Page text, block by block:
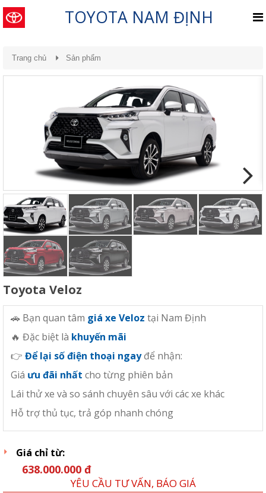
TOYOTA NAM ĐỊNH
Trang chủ Sản phẩm
Previous Next
Toyota Veloz
🚗 Bạn quan tâm giá xe Veloz tại Nam Định
🔥 Đặc biệt là khuyến mãi
👉 Để lại số điện thoại ngayđể nhận:
Giá ưu đãi nhất cho từng phiên bản
Lái thử xe và so sánh chuyên sâu với các xe khác
Hỗ trợ thủ tục, trả góp nhanh chóng
Giá chỉ từ:
638.000.000 đ
YÊU CẦU TƯ VẤN, BÁO GIÁ